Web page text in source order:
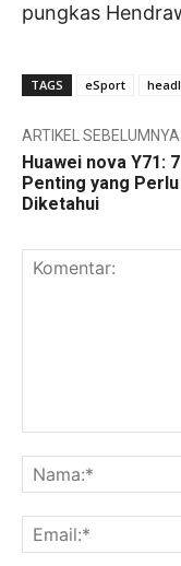
pungkas
TAGS eSport
ARTIKEL SEBELUMNYA
Huawei nova Y71:
Penting yang Perlu
Diketahui